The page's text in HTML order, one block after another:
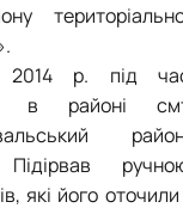
2014 р. під
в районі
які його оточили